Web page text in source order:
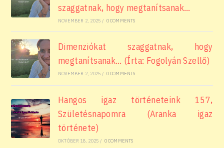
szaggatnak, hogy megtanítsanak…
NOVEMBER 2, 2025 / 0 COMMENTS
Dimenziókat szaggatnak, hogy
megtanítsanak… (Írta: Fogolyán Szellő)
NOVEMBER 2, 2025 / 0 COMMENTS
Hangos igaz történeteink 157,
Születésnapomra (Aranka igaz
története)
OKTÓBER 18, 2025 / 0 COMMENTS